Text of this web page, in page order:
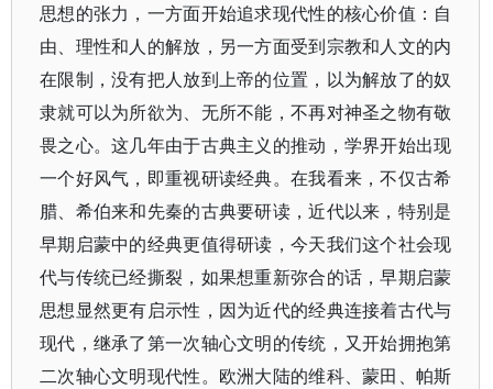
思想的张力，一方面开始追求现代性的核心价值：自
由、理性和人的解放，另一方面受到宗教和人文的内
在限制，没有把人放到上帝的位置，以为解放了的奴
隶就可以为所欲为、无所不能，不再对神圣之物有敬
畏之心。这几年由于古典主义的推动，学界开始出现
一个好风气，即重视研读经典。在我看来，不仅古希
腊、希伯来和先秦的古典要研读，近代以来，特别是
早期启蒙中的经典更值得研读，今天我们这个社会现
代与传统已经撕裂，如果想重新弥合的话，早期启蒙
思想显然更有启示性，因为近代的经典连接着古代与
现代，继承了第一次轴心文明的传统，又开始拥抱第
二次轴心文明现代性。欧洲大陆的维科、蒙田、帕斯